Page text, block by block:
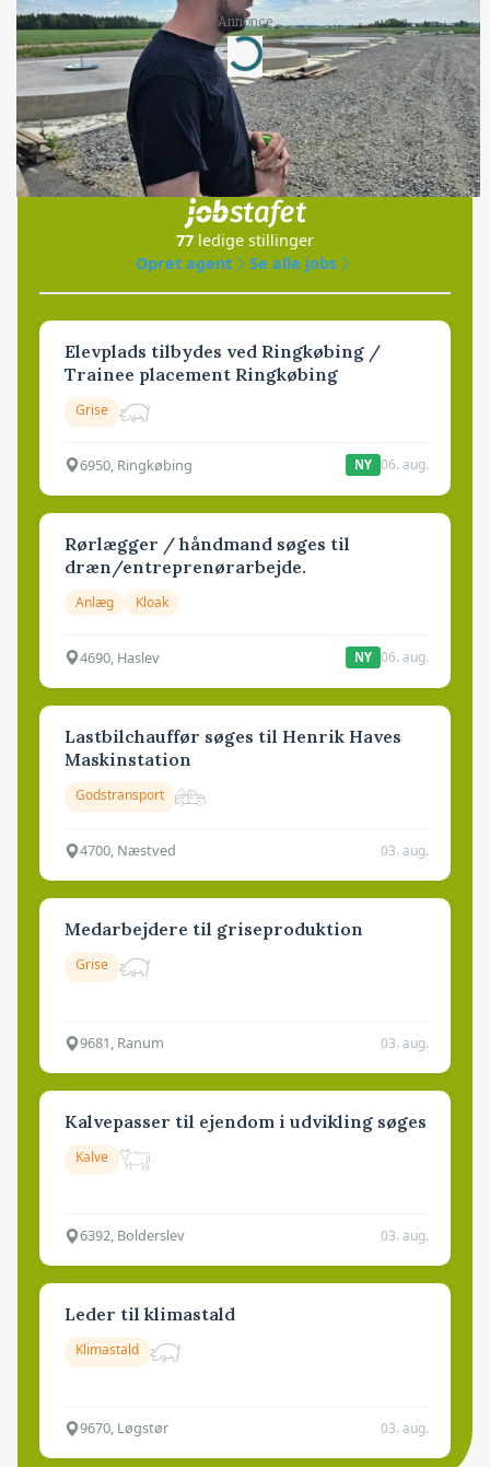
Annonce
Loading...
Jobs
i samarbejde med
77 ledige stillinger
Opret agent
Se alle jobs
Elevplads tilbydes ved Ringkøbing /
Trainee placement Ringkøbing
Grise
6950, Ringkøbing NY 06. aug.
Rørlægger / håndmand søges til
dræn/entreprenørarbejde.
Anlæg Kloak
4690, Haslev NY 06. aug.
Lastbilchauffør søges til Henrik Haves
Maskinstation
Godstransport
4700, Næstved 03. aug.
Medarbejdere til griseproduktion
Grise
9681, Ranum 03. aug.
Kalvepasser til ejendom i udvikling søges
Kalve
6392, Bolderslev 03. aug.
Leder til klimastald
Klimastald
9670, Løgstør 03. aug.